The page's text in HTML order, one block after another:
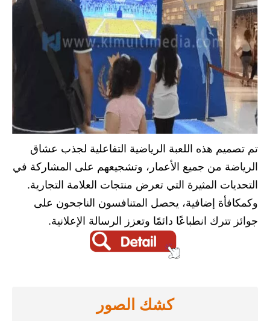
تم تصميم هذه اللعبة الرياضية التفاعلية لجذب عشاق
الرياضة من جميع الأعمار، وتشجيعهم على المشاركة في
التحديات المثيرة التي تعرض منتجات العلامة التجارية.
وكمكافأة إضافية، يحصل المتنافسون الناجحون على
جوائز تترك انطباعًا دائمًا وتعزز الرسالة الإعلانية.
كشك الصور